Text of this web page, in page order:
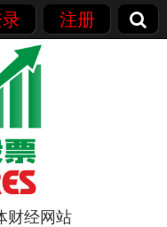
注册
财经网站